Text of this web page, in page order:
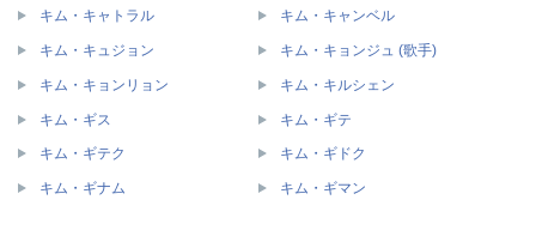
キム・キャトラル キム・キャンベル
キム・キュジョン キム・キョンジュ (歌手)
キム・キョンリョン キム・キルシェン
キム・ギス キム・ギテ
キム・ギテク キム・ギドク
キム・ギナム キム・ギマン